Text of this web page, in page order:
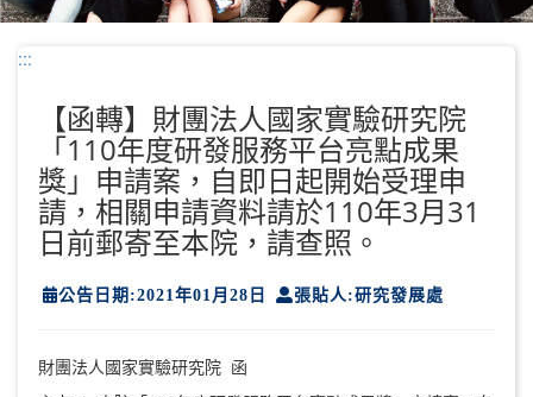
:::
【函轉】財團法人國家實驗研究院
「110年度研發服務平台亮點成果
獎」申請案，自即日起開始受理申
請，相關申請資料請於110年3月31
日前郵寄至本院，請查照。
公告日期:2021年01月28日 張貼人:研究發展處
財團法人國家實驗研究院 函